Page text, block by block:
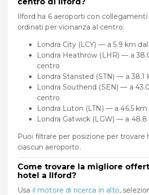
Ilford ha 6 aeroporti con collegamenti
ordinati per vicinanza al centro:
Londra City (LCY) — a 5.9 km
Londra Heathrow (LHR) — a
centro
Londra Stansted (STN) — a 38.1
Londra Southend (SEN) — a
centro
Londra Luton (LTN) — a 46.5
Londra Gatwick (LGW) — a
Puoi filtrare per posizione per trovare
ciascun aeroporto.
Come trovare la migliore
hotel a Ilford?
Usa il motore di ricerca in alto,